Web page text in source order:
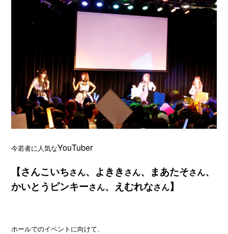
今若者に人気なYouTuber
【さんこいちさん、よきき さん、まあたそさん、
かいとうピンキーさん、えむれなさん】
ホールでのイベントに向けて、